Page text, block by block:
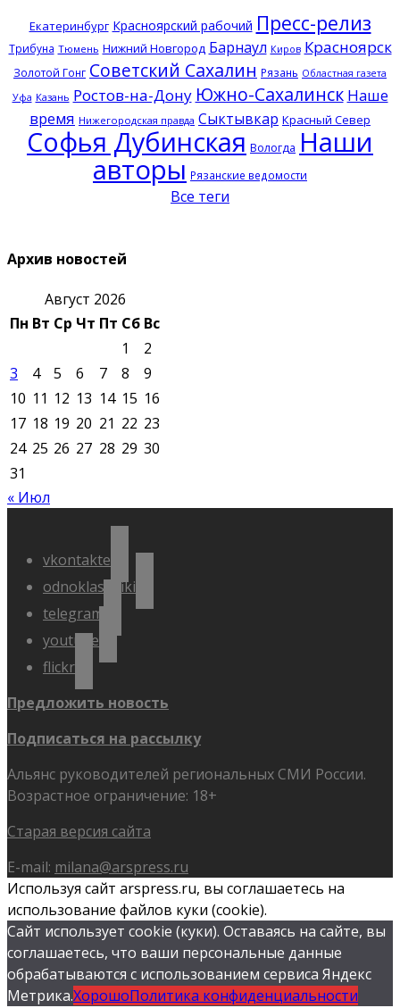
Екатеринбург Красноярский рабочий Пресс-релиз
Трибуна Тюмень Нижний Новгород Барнаул Киров Красноярск
Золотой Гонг Советский Сахалин Рязань Областная газета
Уфа Казань Ростов-на-Дону Южно-Сахалинск Наше
время Нижегородская правда Сыктывкар Красный Север
Софья Дубинская Вологда Наши
авторы Рязанские ведомости
Все теги
Архив новостей
Август 2026
Пн Вт Ср Чт Пт Сб Вс
1
2
3
4 5 6 7 8
9
10 11 12 13 14 15 16
17 18 19 20 21 22 23
24 25 26 27 28 29 30
31
« Июл
vkontakte
odnoklassniki
telegram
youtube
flickr
Предложить новость
Подписаться на рассылку
Альянс руководителей региональных СМИ России.
Возрастное ограничение: 18+
Старая версия сайта
E-mail: milana@arspress.ru
Используя сайт arspress.ru, вы соглашаетесь на
использование файлов куки (cookie).
Сайт использует cookie (куки). Оставаясь на сайте, вы
соглашаетесь, что ваши персональные данные
обрабатываются с использованием сервиса Яндекс
Метрика.ХорошоПолитика конфиденциальности